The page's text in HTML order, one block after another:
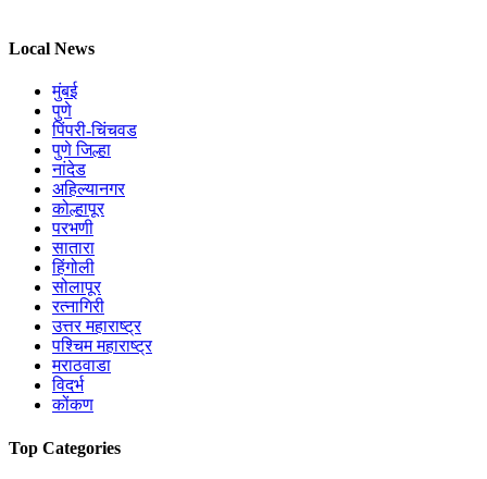
Local News
मुंबई
पुणे
पिंपरी-चिंचवड
पुणे जिल्हा
नांदेड
अहिल्यानगर
कोल्हापूर
परभणी
सातारा
हिंगोली
सोलापूर
रत्नागिरी
उत्तर महाराष्ट्र
पश्चिम महाराष्ट्र
मराठवाडा
विदर्भ
कोंकण
Top Categories